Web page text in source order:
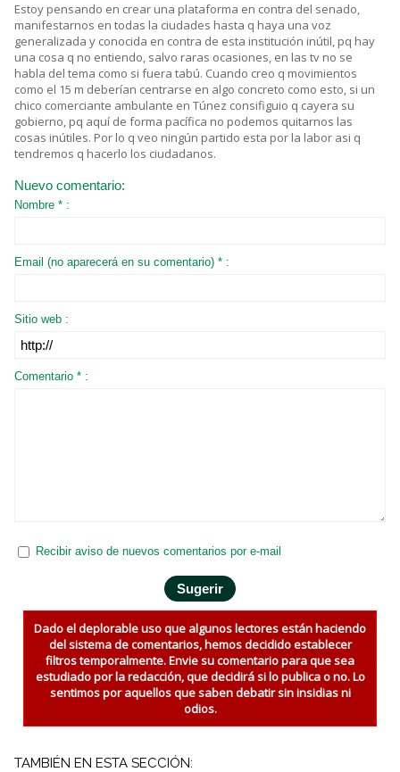
Estoy pensando en crear una plataforma en contra del senado,
manifestarnos en todas la ciudades hasta q haya una voz
generalizada y conocida en contra de esta institución inútil, pq hay
una cosa q no entiendo, salvo raras ocasiones, en las tv no se
habla del tema como si fuera tabú. Cuando creo q movimientos
como el 15 m deberían centrarse en algo concreto como esto, si un
chico comerciante ambulante en Túnez consifiguio q cayera su
gobierno, pq aquí de forma pacífica no podemos quitarnos las
cosas inútiles. Por lo q veo ningún partido esta por la labor asi q
tendremos q hacerlo los ciudadanos.
Nuevo comentario:
Nombre * :
Email (no aparecerá en su comentario) * :
Sitio web :
Comentario * :
Recibir aviso de nuevos comentarios por e-mail
Dado el deplorable uso que algunos lectores están haciendo
del sistema de comentarios, hemos decidido establecer
filtros temporalmente. Envie su comentario para que sea
estudiado por la redacción, que decidirá si lo publica o no. Lo
sentimos por aquellos que saben debatir sin insidias ni
odios.
TAMBIÉN EN ESTA SECCIÓN: